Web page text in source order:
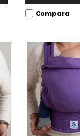
Compara